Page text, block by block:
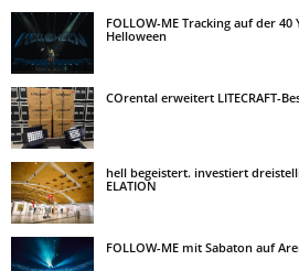
FOLLOW-ME Tracking auf der
Helloween
COrental erweitert LITECRAFT-
hell begeistert. investiert
ELATION
FOLLOW-ME mit Sabaton auf